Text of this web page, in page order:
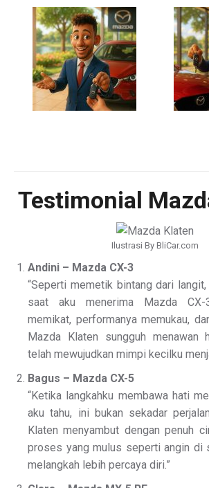
Testimonial
Ilustrasi By BliCar.com
Andini – Mazda CX-3
“Seperti memetik bintang dari
saat aku menerima Mazda
memikat, performanya memukau,
Mazda Klaten sungguh menawan
telah mewujudkan mimpi kecilku
Bagus – Mazda CX-5
“Ketika langkahku membawa hati
aku tahu, ini bukan sekadar
Klaten menyambut dengan penuh
proses yang mulus seperti angin di
melangkah lebih percaya diri.”